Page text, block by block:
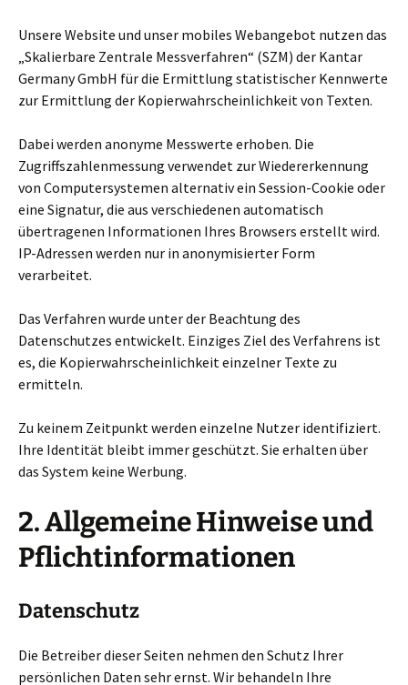
Unsere Website und unser mobiles Webangebot nutzen das
„Skalierbare Zentrale Messverfahren“ (SZM) der Kantar
Germany GmbH für die Ermittlung statistischer Kennwerte
zur Ermittlung der Kopierwahrscheinlichkeit von Texten.
Dabei werden anonyme Messwerte erhoben. Die
Zugriffszahlenmessung verwendet zur Wiedererkennung
von Computersystemen alternativ ein Session-Cookie oder
eine Signatur, die aus verschiedenen automatisch
übertragenen Informationen Ihres Browsers erstellt wird.
IP-Adressen werden nur in anonymisierter Form
verarbeitet.
Das Verfahren wurde unter der Beachtung des
Datenschutzes entwickelt. Einziges Ziel des Verfahrens ist
es, die Kopierwahrscheinlichkeit einzelner Texte zu
ermitteln.
Zu keinem Zeitpunkt werden einzelne Nutzer identifiziert.
Ihre Identität bleibt immer geschützt. Sie erhalten über
das System keine Werbung.
2. Allgemeine Hinweise und
Pflichtinformationen
Datenschutz
Die Betreiber dieser Seiten nehmen den Schutz Ihrer
persönlichen Daten sehr ernst. Wir behandeln Ihre